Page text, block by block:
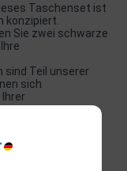
Taschenset ist
konzipiert.
Sie zwei schwarze
sind Teil unserer
sich
eine Größe
sie einfach zu
um lange